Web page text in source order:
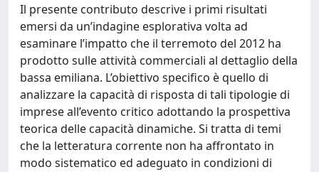
Il presente contributo descrive i primi risultati
emersi da un’indagine esplorativa volta ad
esaminare l’impatto che il terremoto del 2012 ha
prodotto sulle attività commerciali al dettaglio della
bassa emiliana. L’obiettivo specifico è quello di
analizzare la capacità di risposta di tali tipologie di
imprese all’evento critico adottando la prospettiva
teorica delle capacità dinamiche. Si tratta di temi
che la letteratura corrente non ha affrontato in
modo sistematico ed adeguato in condizioni di